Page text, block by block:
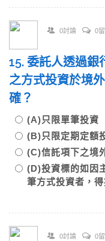
0討論 0
15. 委託人透過銀
之方式投資於境
確？
(A)只限單筆投資
(B)只限定期定額
(C)信託項下之境
(D)投資標的如因
筆方式投資者，
0討論 0